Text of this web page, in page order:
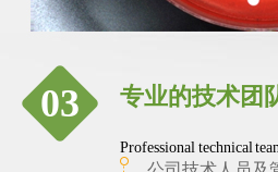
03 专业的技术团
Professional technical